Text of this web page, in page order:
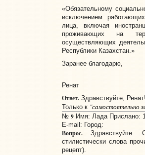
«Обязательному
исключением
лица, включая
проживающих на
осуществляющих
Республики Казахстан.»
Заранее благодарю,
Ренат
Ответ.Здравствуйте,
Только к "самостоятельно
№ 9Имя: Лада Прислано:
E-mail: Город:
Вопрос.Здравствуйте.
стилистически слова
рецепт).